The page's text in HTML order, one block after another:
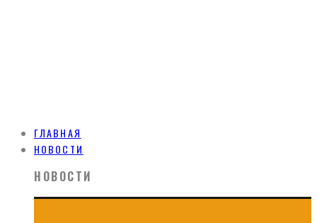
ГЛАВНАЯ
НОВОСТИ
НОВОСТИ